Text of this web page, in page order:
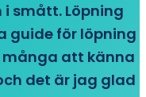
smått. Löpning
guide för löpning
att känna
det är jag glad